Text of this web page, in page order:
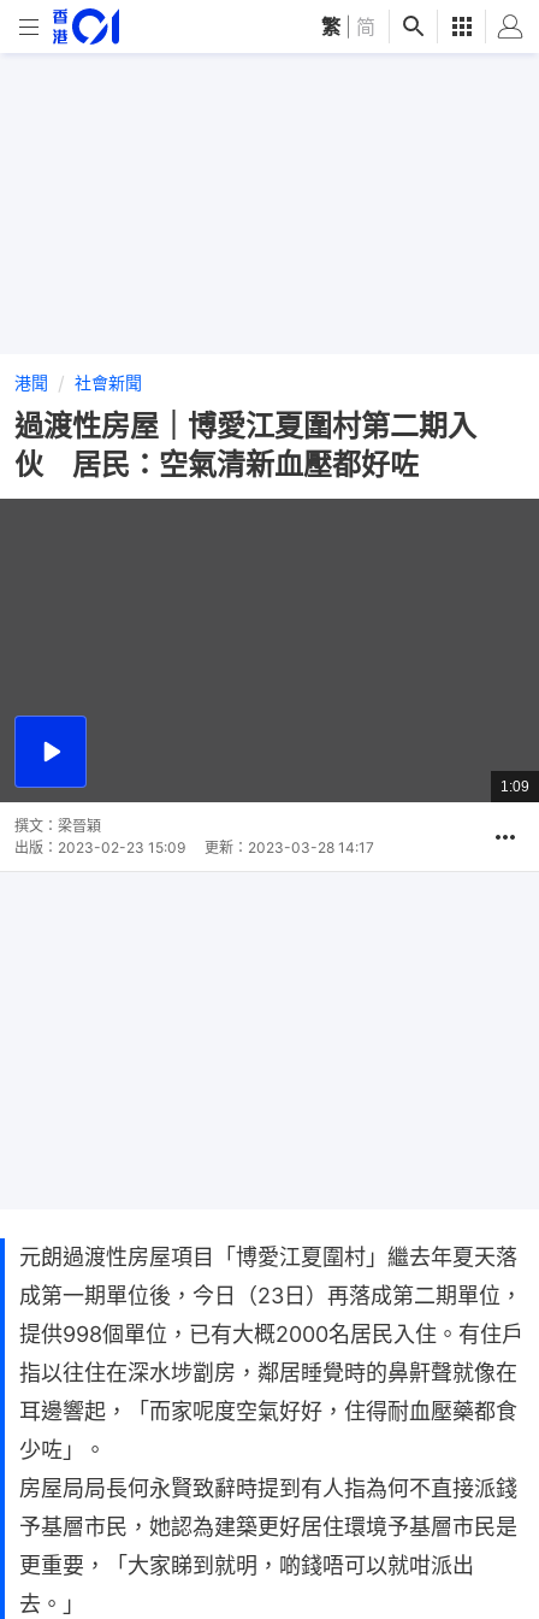
繁 简
港聞 社會新聞
過渡性房屋｜博愛江夏圍村第二期入
伙 居民：空氣清新血壓都好咗
播
總
共
1:09
撰文： 梁晉穎
出版： 2023-02-23 15:09 更新： 2023-03-28 14:17
元朗過渡性房屋項目「博愛江夏圍村」繼去年夏天落
成第一期單位後，今日（23日）再落成第二期單位，
提供998個單位，已有大概2000名居民入住。有住戶
指以往住在深水埗劏房，鄰居睡覺時的鼻鼾聲就像在
耳邊響起，「而家呢度空氣好好，住得耐血壓藥都食
少咗」。
房屋局局長何永賢致辭時提到有人指為何不直接派錢
予基層市民，她認為建築更好居住環境予基層市民是
更重要，「大家睇到就明，啲錢唔可以就咁派出
去。」